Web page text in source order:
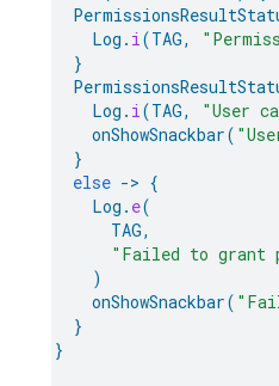
Log . i(TAG,
}
Log . i(TAG, "User
onShowSnackbar(
}
else -> {
Log . e(
TAG,
"Failed to grant
)
onShowSnackbar(
}
}